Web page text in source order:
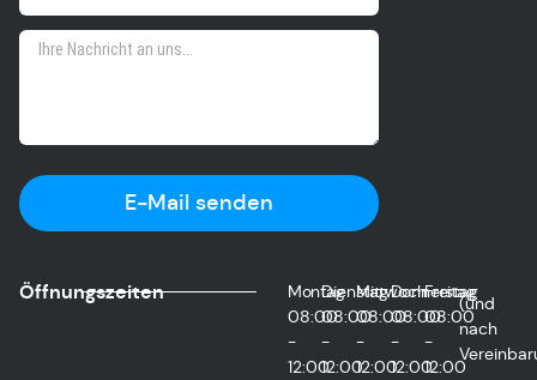
E-Mail senden
Öffnungszeiten
Montag
08:00
-
12:00
Dienstag
08:00
-
12:00
Mittwoch
08:00
-
12:00
Donnerstag
08:00
-
12:00
Freitag
08:00
-
12:00
(und
nach